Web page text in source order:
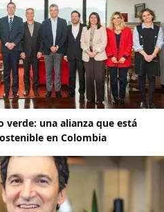
una alianza que está
en Colombia